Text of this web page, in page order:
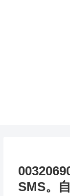
SMS。